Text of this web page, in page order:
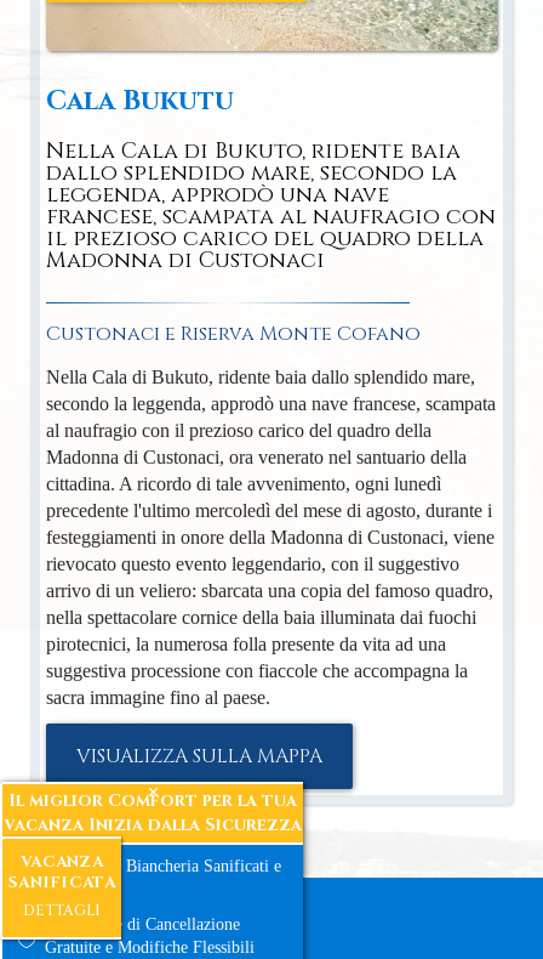
Cala Bukutu
Nella Cala di Bukuto, ridente baia
dallo splendido mare, secondo la
leggenda, approdò una nave
francese, scampata al naufragio con
il prezioso carico del quadro della
Madonna di Custonaci
Custonaci e Riserva Monte Cofano
Nella Cala di Bukuto, ridente baia dallo splendido mare,
secondo la leggenda, approdò una nave francese, scampata
al naufragio con il prezioso carico del quadro della
Madonna di Custonaci, ora venerato nel santuario della
cittadina. A ricordo di tale avvenimento, ogni lunedì
precedente l'ultimo mercoledì del mese di agosto, durante i
festeggiamenti in onore della Madonna di Custonaci, viene
rievocato questo evento leggendario, con il suggestivo
arrivo di un veliero: sbarcata una copia del famoso quadro,
nella spettacolare cornice della baia illuminata dai fuochi
pirotecnici, la numerosa folla presente da vita ad una
suggestiva processione con fiaccole che accompagna la
sacra immagine fino al paese.
VISUALIZZA SULLA MAPPA
VACANZA
SANIFICATA
DETTAGLI
Il miglior Comfort per la tua
vacanza Inizia dalla Sicurezza
Ambienti e Biancheria Sanificati e
Certificati
Condizione di Cancellazione
Gratuite e Modifiche Flessibili